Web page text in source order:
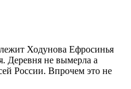
Ходунова Ефросинья
Деревня не вымерла а
России. Впрочем это не